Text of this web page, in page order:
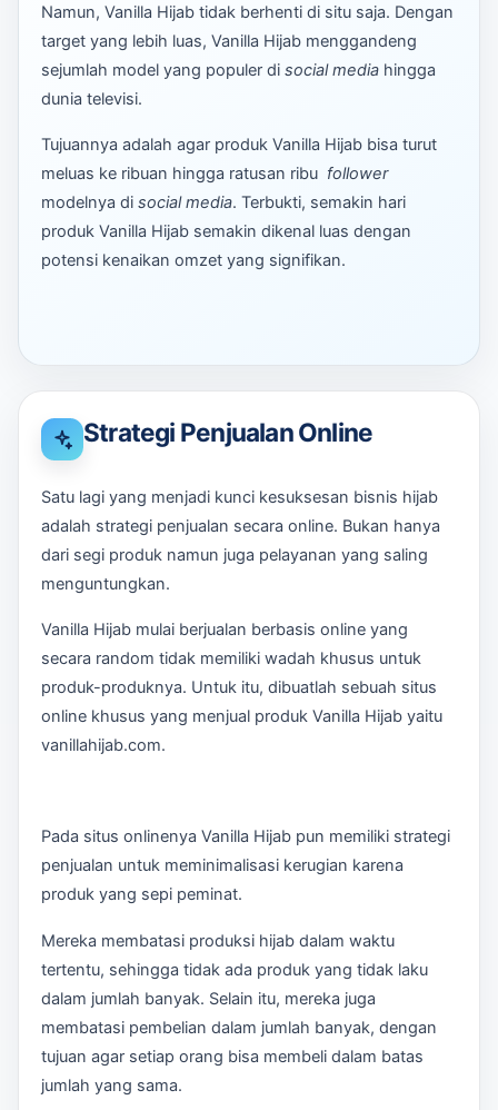
Namun, Vanilla Hijab tidak berhenti di situ saja. Dengan
target yang lebih luas, Vanilla Hijab menggandeng
sejumlah model yang populer di social media hingga
dunia televisi.
Tujuannya adalah agar produk Vanilla Hijab bisa turut
meluas ke ribuan hingga ratusan ribu follower
modelnya di social media. Terbukti, semakin hari
produk Vanilla Hijab semakin dikenal luas dengan
potensi kenaikan omzet yang signifikan.
Strategi Penjualan Online
Satu lagi yang menjadi kunci kesuksesan bisnis hijab
adalah strategi penjualan secara online. Bukan hanya
dari segi produk namun juga pelayanan yang saling
menguntungkan.
Vanilla Hijab mulai berjualan berbasis online yang
secara random tidak memiliki wadah khusus untuk
produk-produknya. Untuk itu, dibuatlah sebuah situs
online khusus yang menjual produk Vanilla Hijab yaitu
vanillahijab.com.
Pada situs onlinenya Vanilla Hijab pun memiliki strategi
penjualan untuk meminimalisasi kerugian karena
produk yang sepi peminat.
Mereka membatasi produksi hijab dalam waktu
tertentu, sehingga tidak ada produk yang tidak laku
dalam jumlah banyak. Selain itu, mereka juga
membatasi pembelian dalam jumlah banyak, dengan
tujuan agar setiap orang bisa membeli dalam batas
jumlah yang sama.